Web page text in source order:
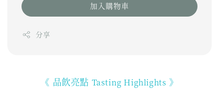
加入購物車
分享
《 品飲亮點 Tasting Highlights 》